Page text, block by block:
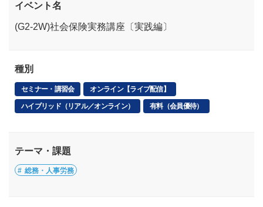
イベント名
(G2-2W)社会保険実務講座〔実践編〕
種別
セミナー・講習会 オンライン【ライブ配信】
ハイブリッド（リアル／オンライン） 有料（会員優待）
テーマ・課題
総務・人事労務